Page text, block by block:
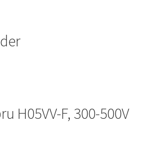
H05VV-F, 300-500V